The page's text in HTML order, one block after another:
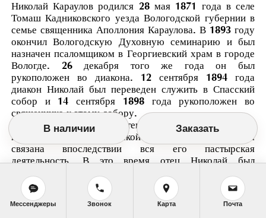
Николай Караулов родился 28 мая 1871 года в селе
Томаш Кадниковского уезда Вологодской губернии в
семье священника Аполлония Караулова. В 1893 году
окончил Вологодскую Духовную семинарию и был
назначен псаломщиком в Георгиевский храм в городе
Вологде. 26 декабря того же года он был
рукоположен во диакона. 12 сентября 1894 года
диакон Николай был переведен служить в Спасский
собор и 14 сентября 1898 года рукоположен во
священника к этому собору.
7 февраля 1901 года отец Николай был назначен
настоятелем Екатерининской церкви, с которой была
связана впоследствии вся его пастырская
деятельность. В это время отец Николай был
училище; в 19031904 годах он входил в число
жертвователей Попечительства о бедных
воспитанниках Вологодской Духовной семинарии, в
В наличии Заказать
Мессенджеры Звонок Карта Почта